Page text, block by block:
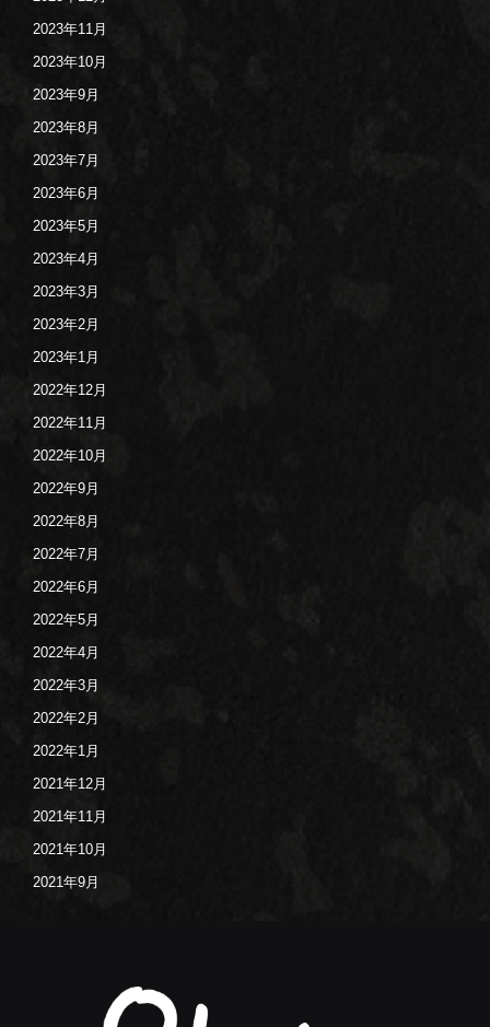
2023年11月
2023年10月
2023年9月
2023年8月
2023年7月
2023年6月
2023年5月
2023年4月
2023年3月
2023年2月
2023年1月
2022年12月
2022年11月
2022年10月
2022年9月
2022年8月
2022年7月
2022年6月
2022年5月
2022年4月
2022年3月
2022年2月
2022年1月
2021年12月
2021年11月
2021年10月
2021年9月